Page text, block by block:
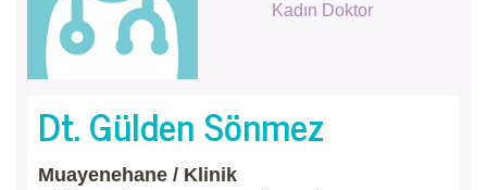
Kadın Doktor
Dt. Gülden Sönmez
Muayenehane / Klinik